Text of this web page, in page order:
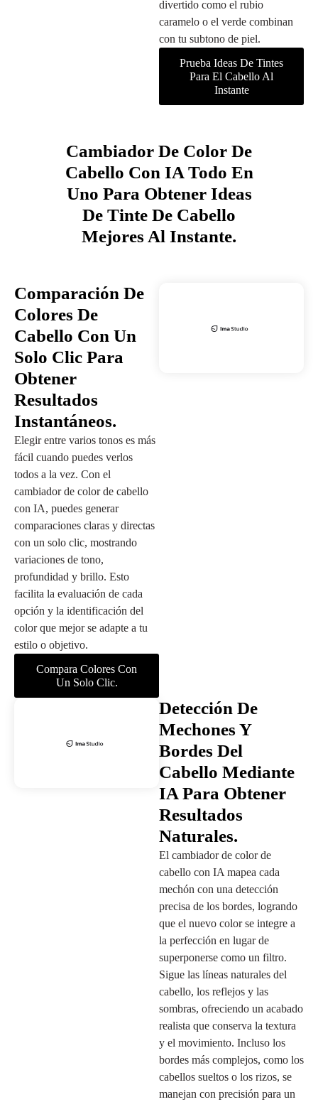
divertido como el rubio
caramelo o el verde combinan
con tu subtono de piel.
Prueba Ideas De Tintes
Para El Cabello Al
Instante
Cambiador De Color De
Cabello Con IA Todo En
Uno Para Obtener Ideas
De Tinte De Cabello
Mejores Al Instante.
Comparación De
Colores De
Cabello Con Un
Solo Clic Para
Obtener
Resultados
Instantáneos.
Elegir entre varios tonos es más
fácil cuando puedes verlos
todos a la vez. Con el
cambiador de color de cabello
con IA, puedes generar
comparaciones claras y directas
con un solo clic, mostrando
variaciones de tono,
profundidad y brillo. Esto
facilita la evaluación de cada
opción y la identificación del
color que mejor se adapte a tu
estilo o objetivo.
Compara Colores Con
Un Solo Clic.
Detección De
Mechones Y
Bordes Del
Cabello Mediante
IA Para Obtener
Resultados
Naturales.
El cambiador de color de
cabello con IA mapea cada
mechón con una detección
precisa de los bordes, logrando
que el nuevo color se integre a
la perfección en lugar de
superponerse como un filtro.
Sigue las líneas naturales del
cabello, los reflejos y las
sombras, ofreciendo un acabado
realista que conserva la textura
y el movimiento. Incluso los
bordes más complejos, como los
cabellos sueltos o los rizos, se
manejan con precisión para un